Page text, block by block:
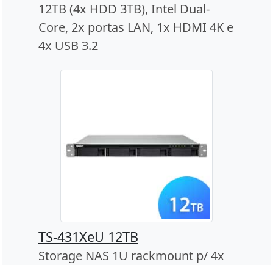
12TB (4x HDD 3TB), Intel Dual-
Core, 2x portas LAN, 1x HDMI 4K e
4x USB 3.2
TS-431XeU 12TB
Storage NAS 1U rackmount p/ 4x